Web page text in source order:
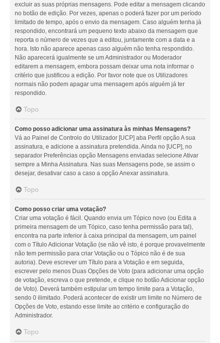
excluir as suas próprias mensagens. Pode editar a mensagem clicando
no botão de edição. Por vezes, apenas o poderá fazer por um período
limitado de tempo, após o envio da mensagem. Caso alguém tenha já
respondido, encontrará um pequeno texto abaixo da mensagem que
reporta o número de vezes que a editou, juntamente com a data e a
hora. Isto não aparece apenas caso alguém não tenha respondido.
Não aparecerá igualmente se um Administrador ou Moderador
editarem a mensagem, embora possam deixar uma nota informar o
critério que justificou a edição. Por favor note que os Utilizadores
normais não podem apagar uma mensagem após alguém já ter
respondido.
Topo
Como posso adicionar uma assinatura às minhas Mensagens?
Vá ao Painel de Controlo do Utilizador [UCP] aba Perfil opção A sua
assinatura, e adicione a assinatura pretendida. Ainda no [UCP], no
separador Preferências opção Mensagens enviadas selecione Ativar
sempre a Minha Assinatura. Nas suas Mensagens pode, se assim o
desejar, desativar caso a caso a opção Anexar assinatura.
Topo
Como posso criar uma votação?
Criar uma votação é fácil. Quando envia um Tópico novo (ou Edita a
primeira mensagem de um Tópico, caso tenha permissão para tal),
encontra na parte inferior à caixa principal da mensagem, um painel
com o Título Adicionar Votação (se não vê isto, é porque provavelmente
não tem permissão para criar Votação ou o Tópico não é de sua
autoria). Deve escrever um Título para a Votação e em seguida,
escrever pelo menos Duas Opções de Voto (para adicionar uma opção
de votação, escreva o que pretende, e clique no botão Adicionar opção
de Voto). Deverá também estipular um tempo limite para a Votação,
sendo 0 ilimitado. Poderá acontecer de existir um limite no Número de
Opções de Voto, estando esse limite ao critério e configuração do
Administrador.
Topo